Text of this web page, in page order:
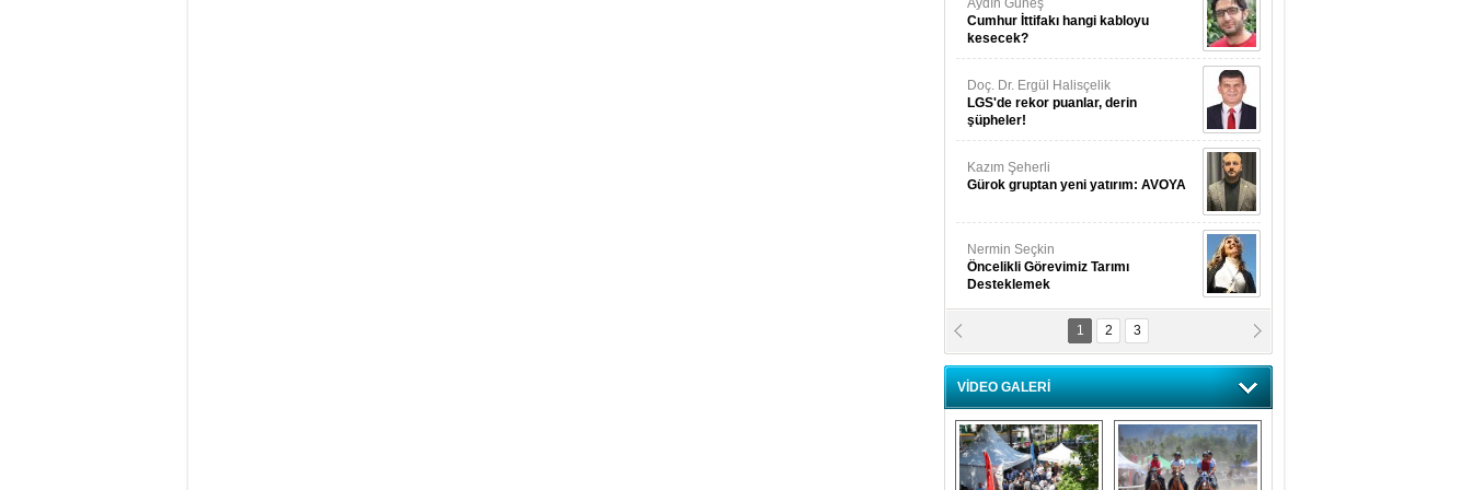
Aydın Güneş
Cumhur İttifakı hangi kabloyu
kesecek?
Doç. Dr. Ergül Halisçelik
LGS'de rekor puanlar, derin
şüpheler!
Kazım Şeherli
Gürok gruptan yeni yatırım: AVOYA
Nermin Seçkin
Öncelikli Görevimiz Tarımı
Desteklemek
Nilüfer Menekli Buzcular
Siz Hiç Kelebeklerin Sesini
Duydunuz Mu?
1 2 3
VİDEO GALERİ